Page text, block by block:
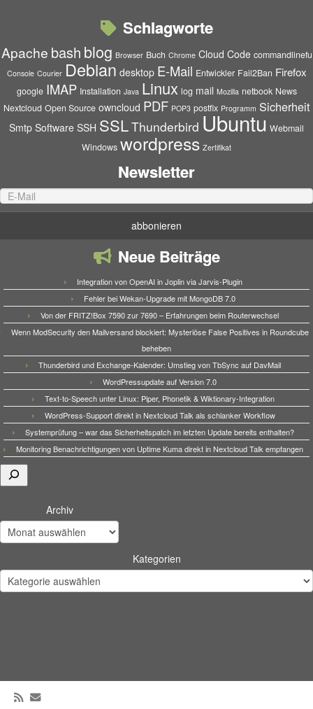
Schlagworte
Apache bash blog Browser Buch Chrome Cloud Code commandlinefu
Console Courier Debian desktop E-Mail Entwickler Fail2Ban Firefox
google IMAP Installation Java Linux log mail Mozilla netbook News
Nextcloud Open Source owncloud PDF POP3 postfix Programm Sicherheit
Smtp Software SSH SSLThunderbird Ubuntu Webmail
Windows wordpress Zertifikat
Newsletter
Neue Beiträge
Integration von OpenAI in Joplin via Jarvis-Plugin
Fehler bei Wekan-Upgrade mit MongoDB 7.0
Von der FRITZ!Box 7590 zur 7690 – Erfahrungen beim Routerwechsel
Wenn ModSecurity den Mailversand blockiert: Mysteriöse False Positives in Roundcube
beheben
Thunderbird und Exchange-Kalender: Umstieg von TbSync auf DavMail
WordPressupdate auf Version 7.0
Text-to-Speech unter Linux: Piper, Phonetik & Wiktionary-Integration
WordPress-Support direkt in Nextcloud Talk als schlanker Workflow
Systemprüfung – war das Sicherheitspatch im letzten Update bereits enthalten?
Monitoring Benachrichtigungen von Uptime Kuma direkt in Nextcloud Talk empfangen
Suchen
Archiv
Kategorien